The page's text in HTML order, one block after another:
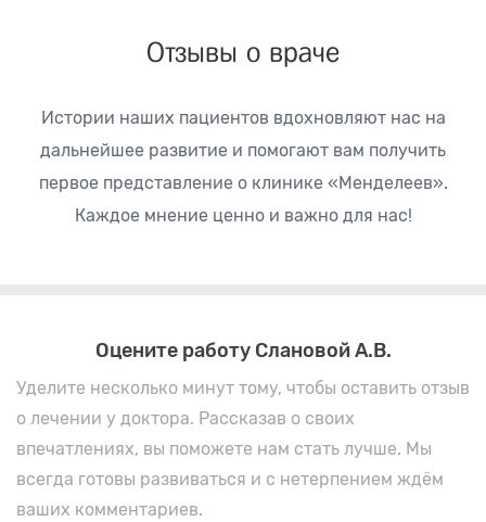
Отзывы о враче
Истории наших пациентов вдохновляют нас на
дальнейшее развитие и помогают вам получить
первое представление о клинике «Менделеев».
Каждое мнение ценно и важно для нас!
Оцените работу Слановой А.В.
Уделите несколько минут тому, чтобы оставить отзыв
о лечении у доктора. Рассказав о своих
впечатлениях, вы поможете нам стать лучше. Мы
всегда готовы развиваться и с нетерпением ждём
ваших комментариев.